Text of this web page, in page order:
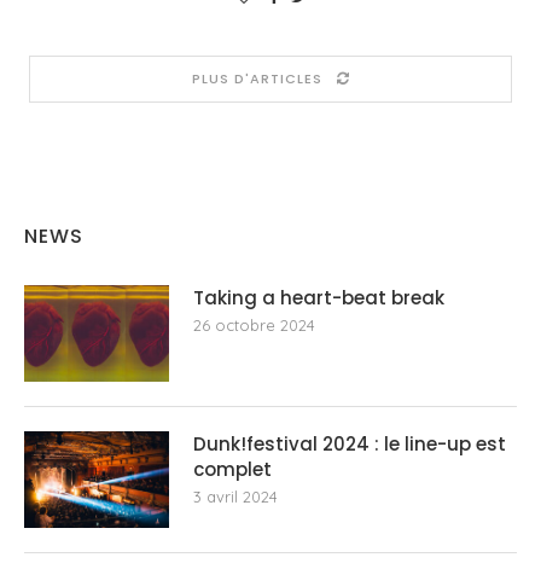
PLUS D'ARTICLES
NEWS
Taking a heart-beat break
26 octobre 2024
Dunk!festival 2024 : le line-up est
complet
3 avril 2024